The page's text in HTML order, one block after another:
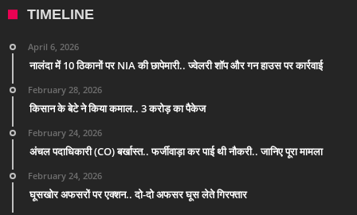
TIMELINE
April 6, 2026
नालंदा में 10 ठिकानों पर NIA की छापेमारी.. ज्वेलरी शॉप और गन हाउस पर कार्रवाई
February 28, 2026
किसान के बेटे ने किया कमाल.. 3 करोड़ का पैकेज
February 24, 2026
अंचल पदाधिकारी (CO) बर्खास्त.. फर्जीवाड़ा कर पाई थी नौकरी.. जानिए पूरा मामला
February 24, 2026
घूसखोर अफसरों पर एक्शन.. दो-दो अफसर घूस लेते गिरफ्तार